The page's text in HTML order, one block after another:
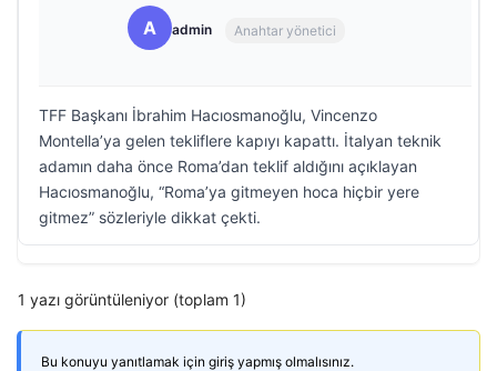
A admin Anahtar yönetici
TFF Başkanı İbrahim Hacıosmanoğlu, Vincenzo
Montella’ya gelen tekliflere kapıyı kapattı. İtalyan teknik
adamın daha önce Roma’dan teklif aldığını açıklayan
Hacıosmanoğlu, “Roma’ya gitmeyen hoca hiçbir yere
gitmez” sözleriyle dikkat çekti.
1 yazı görüntüleniyor (toplam 1)
Bu konuyu yanıtlamak için giriş yapmış olmalısınız.